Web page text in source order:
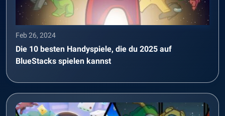
Feb 26, 2024
Die 10 besten Handyspiele, die du 2025 auf
BlueStacks spielen kannst